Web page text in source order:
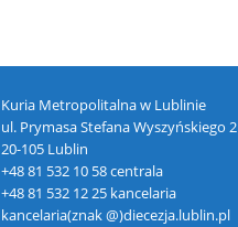
Kuria Metropolitalna w Lublinie
ul. Prymasa Stefana Wyszyńskiego 2
20-105 Lublin
+48 81 532 10 58 centrala
+48 81 532 12 25 kancelaria
kancelaria(znak @)diecezja.lublin.pl